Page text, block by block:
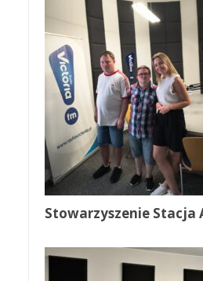
Stowarzyszenie Stacja